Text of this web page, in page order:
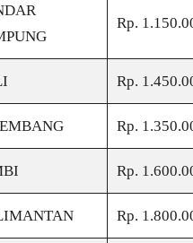
Rp.
Rp.
Rp.
Rp.
Rp.